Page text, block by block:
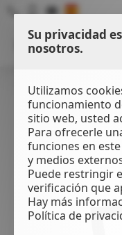
Su privacidad
nosotros.
Utilizamos
funcionamiento
sitio web, usted
Para ofrecerle
funciones en
y medios
Puede restringir
verificación que
Hay más
Política de